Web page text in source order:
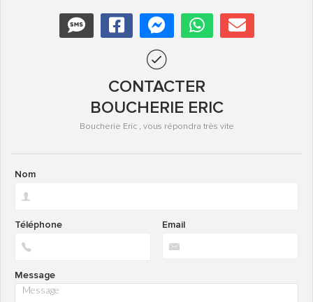
CONTACTER
BOUCHERIE ERIC
Boucherie Eric , vous répondra très vite
Nom
Email
Téléphone
Message